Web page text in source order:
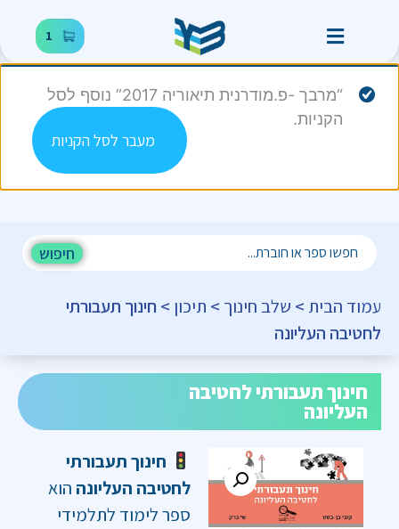
1
“מרבך -פ.מודרנית תיאוריה 2017” נוסף לסל
הקניות.
מעבר לסל הקניות
חיפוש
עמוד הבית > שלב חינוך > תיכון > חינוך תעבורתי
לחטיבה העליונה
חינוך תעבורתי לחטיבה
העליונה
חינוך תעבורתי
לחטיבה העליונה הוא
ספר לימוד לתלמידי